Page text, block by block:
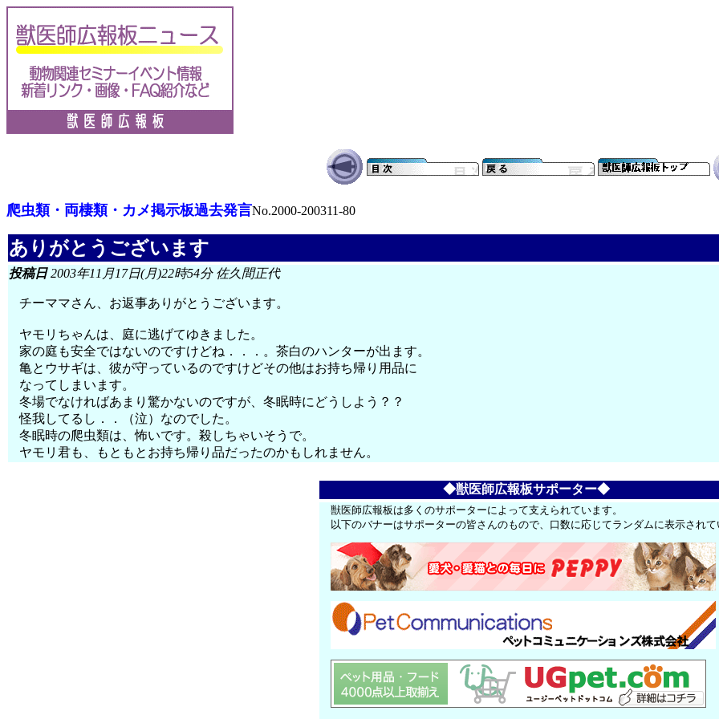
爬虫類・両棲類・カメ掲示板過去発言No.2000-200311-80
ありがとうございます
投稿日2003年11月17日(月)22時54分 佐久間正代
チーママさん、お返事ありがとうございます。
ヤモリちゃんは、庭に逃げてゆきました。
家の庭も安全ではないのですけどね．．．。茶白のハンターが出ます。
亀とウサギは、彼が守っているのですけどその他はお持ち帰り用品に
なってしまいます。
冬場でなければあまり驚かないのですが、冬眠時にどうしよう？？
怪我してるし．．（泣）なのでした。
冬眠時の爬虫類は、怖いです。殺しちゃいそうで。
ヤモリ君も、もともとお持ち帰り品だったのかもしれません。
◆獣医師広報板サポーター◆
獣医師広報板は多くのサポーターによって支えられています。
以下のバナーはサポーターの皆さんのもので、口数に応じてランダムに表示され